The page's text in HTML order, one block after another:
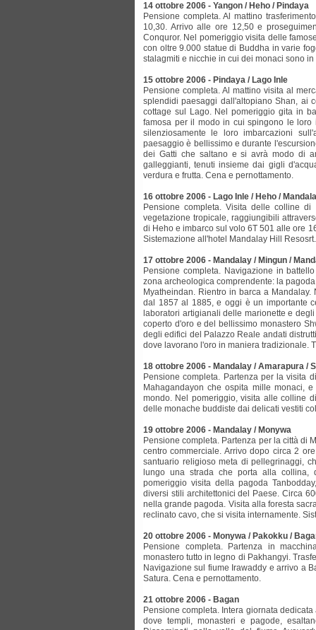
14 ottobre 2006 - Yangon / Heho / Pindaya
Pensione completa. Al mattino
10,30. Arrivo alle ore 12,50 e
Conquror. Nel pomeriggio visita delle
con oltre 9.000 statue di Buddha in varie
stalagmiti e nicchie in cui dei monaci sono
15 ottobre 2006 - Pindaya / Lago Inle
Pensione completa. Al mattino visita al
splendidi paesaggi dall'altopiano Shan, ai
cottage sul Lago. Nel pomeriggio gita in
famosa per il modo in cui spingono le loro
silenziosamente le loro imbarcazioni
paesaggio è bellissimo e durante
dei Gatti che saltano e si avrà modo di
galleggianti, tenuti insieme dai gigli
verdura e frutta. Cena e pernottamento.
16 ottobre 2006 - Lago Inle / Heho /
Pensione completa. Visita delle colline
vegetazione tropicale, raggiungibili
di Heho e imbarco sul volo 6T 501 alle ore
Sistemazione all'hotel Mandalay Hill
17 ottobre 2006 - Mandalay / Mingun /
Pensione completa. Navigazione in
zona archeologica comprendente: la
Myatheindan. Rientro in barca a
dal 1857 al 1885, e oggi è un importante
laboratori artigianali delle marionette e
coperto d'oro e del bellissimo monastero
degli edifici del Palazzo Reale andati
dove lavorano l'oro in maniera tradizionale.
18 ottobre 2006 - Mandalay / Amarapura /
Pensione completa. Partenza per la visita
Mahagandayon che ospita mille monaci,
mondo. Nel pomeriggio, visita alle colline
delle monache buddiste dai delicati vestiti
19 ottobre 2006 - Mandalay / Monywa
Pensione completa. Partenza per la città di
centro commerciale. Arrivo dopo circa 2
santuario religioso meta di pellegrinaggi,
lungo una strada che porta alla
pomeriggio visita della pagoda
diversi stili architettonici del Paese. Circa
nella grande pagoda. Visita alla foresta
reclinato cavo, che si visita internamente.
20 ottobre 2006 - Monywa / Pakokku /
Pensione completa. Partenza in
monastero tutto in legno di Pakhangyi.
Navigazione sul fiume Irawaddy e arrivo a
Satura. Cena e pernottamento.
21 ottobre 2006 - Bagan
Pensione completa. Intera giornata
dove templi, monasteri e pagode,